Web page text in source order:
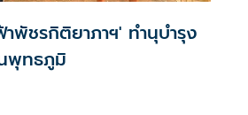
าพัชรกิติยาภาฯ' ทำนุบำรุง
พุทธภูมิ